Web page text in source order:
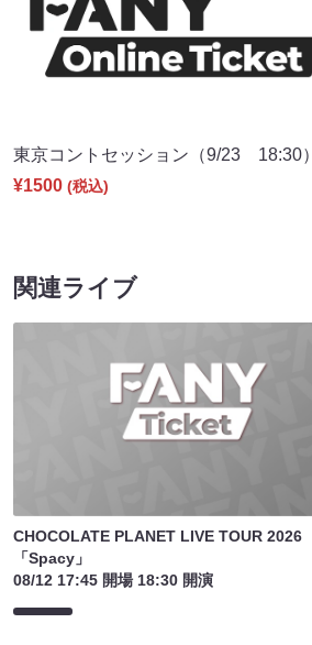
東京コントセッション（9/23 18:30）
¥1500 (税込)
関連ライブ
CHOCOLATE PLANET LIVE TOUR 2026
「Spacy」
08/12 17:45 開場 18:30 開演